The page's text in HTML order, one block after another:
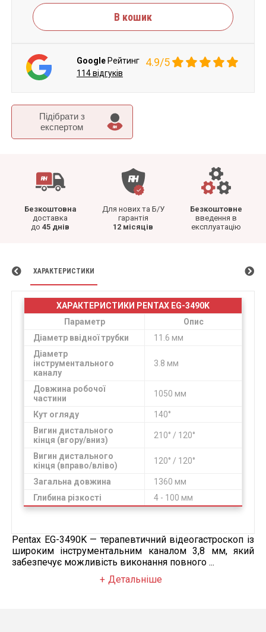
Підібрати з
експертом
Безкоштовна
доставка
до 45 днів
Для нових та Б/У
гарантія
12 місяців
Безкоштовне
введення в
експлуатацію
В кошик
Google Рейтинг 4.9/5
114 відгуків
ХАРАКТЕРИСТИКИ
ХАРАКТЕРИСТИКИ PENTAX EG-3490K
Параметр
Опис
Діаметр ввідної трубки
11.6 мм
Діаметр
інструментального
каналу
3.8 мм
Довжина робочої
частини
1050 мм
Кут огляду
140°
Вигин дистального
кінця (вгору/вниз)
210° / 120°
Вигин дистального
кінця (вправо/вліво)
120° / 120°
Загальна довжина
1360 мм
Глибина різкості
4 - 100 мм
Pentax EG-3490K — терапевтичний відеогастроскоп із
широким інструментальним каналом 3,8 мм, який
забезпечує можливість виконання повного ...
Детальніше